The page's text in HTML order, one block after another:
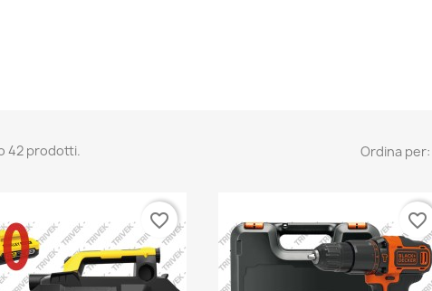
42 prodotti. Ordina per:
favorite_border favorite_border